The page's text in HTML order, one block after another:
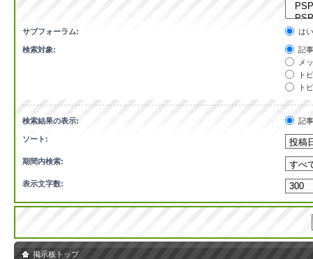
サブフォーラム: はい
検索対象:
記
メ
ト
ト
検索結果の表示: 記事
ソート:
期間内検索:
表示文字数:
掲示板トップ